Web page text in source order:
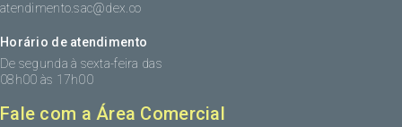
atendimento.sac@dex.co
Horário de atendimento
De segunda à sexta-feira das
08h00 às 17h00
Fale com a Área Comercial